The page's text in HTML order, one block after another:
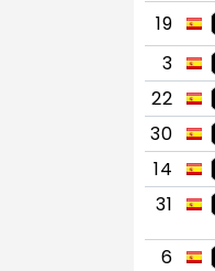
19
3
22
30
14
31
6